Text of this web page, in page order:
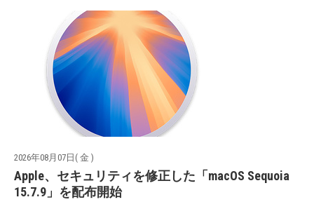
2026年08月07日( 金 )
Apple、セキュリティを修正した「macOS Sequoia
15.7.9」を配布開始